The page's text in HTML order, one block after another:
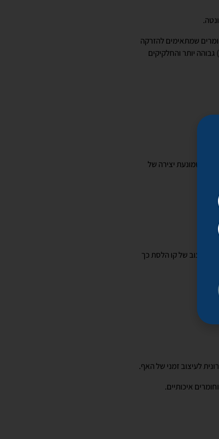
שמתאימים להזרקה
לקמט הנזולביאלי, שהוא בדרך כלל עמוק ומשמעותי, הם כאלה שיש להם יכולת הרמה (lifting capacity) גבוהה יותר והחלקיקים
שמונעת יצירה של
עיצוב של קו הלסת כך
לעיצוב זמני של האף.
איכותיים.